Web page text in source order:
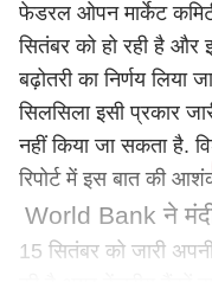
फेडरल ओपन मार्केट
सितंबर को हो रही है और
बढ़ोतरी का निर्णय लिया
सिलसिला इसी प्रकार
नहीं किया जा सकता है.
रिपोर्ट में इस बात की
World Bank ने
15 सितंबर को जारी